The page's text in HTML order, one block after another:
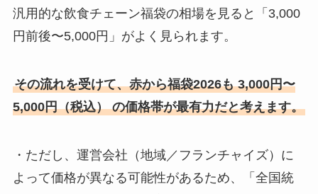
汎用的な飲食チェーン福袋の相場を見ると「3,000
円前後〜5,000円」がよく見られます。
その流れを受けて、赤から福袋2026も 3,000円〜
5,000円（税込） の価格帯が最有力だと考えます。
・ただし、運営会社（地域／フランチャイズ）に
よって価格が異なる可能性があるため、「全国統